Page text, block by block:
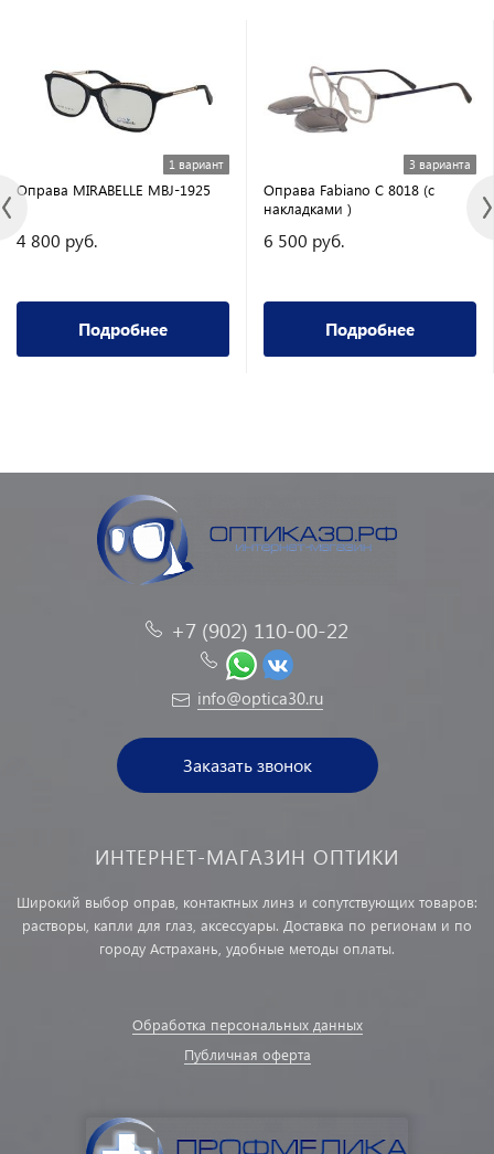
1 вариант
Оправа MIRABELLE MBJ-1925
4 800 руб.
Подробнее
3 варианта
Оправа Fabiano C 8018 (с
накладками )
6 500 руб.
Подробнее
+7 (902) 110-00-22
info@optica30.ru
Заказать звонок
ИНТЕРНЕТ-МАГАЗИН ОПТИКИ
Широкий выбор оправ, контактных линз и сопутствующих товаров:
растворы, капли для глаз, аксессуары. Доставка по регионам и по
городу Астрахань, удобные методы оплаты.
Обработка персональных данных
Публичная оферта